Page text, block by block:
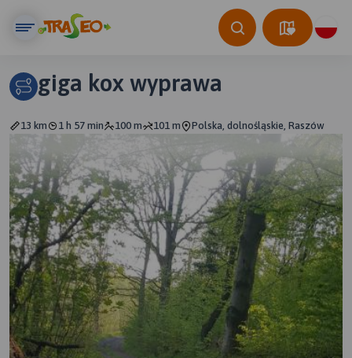
giga kox wyprawa
13 km 1 h 57 min 100 m 101 m Polska, dolnośląskie, Raszów